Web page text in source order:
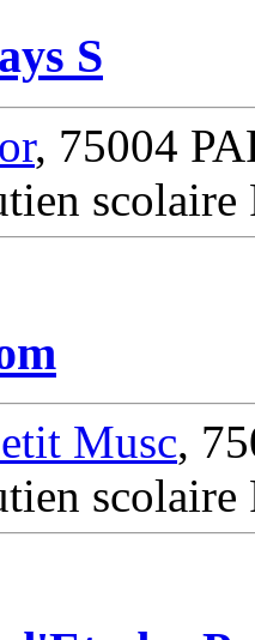
S
, 75004
scolaire
Musc,
scolaire